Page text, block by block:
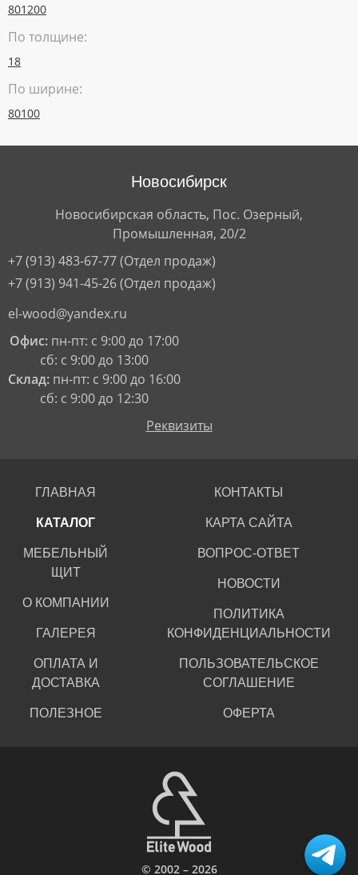
801200
По толщине:
18
По ширине:
80100
© 2002 – 2026
ГЛАВНАЯ
КАТАЛОГ
МЕБЕЛЬНЫЙ
ЩИТ
О КОМПАНИИ
ГАЛЕРЕЯ
ОПЛАТА И
ДОСТАВКА
ПОЛЕЗНОЕ
КОНТАКТЫ
КАРТА САЙТА
ВОПРОС-ОТВЕТ
НОВОСТИ
ПОЛИТИКА
КОНФИДЕНЦИАЛЬНОСТИ
ПОЛЬЗОВАТЕЛЬСКОЕ
СОГЛАШЕНИЕ
ОФЕРТА
Новосибирск
Новосибирская область, Пос. Озерный,
Промышленная, 20/2
+7 (913) 483-67-77(Отдел продаж)
+7 (913) 941-45-26(Отдел продаж)
el-wood@yandex.ru
Офис: пн-пт: с 9:00 до 17:00
сб: с 9:00 до 13:00
Склад: пн-пт: с 9:00 до 16:00
сб: с 9:00 до 12:30
Реквизиты